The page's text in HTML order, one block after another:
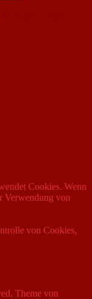
Cookies. Wenn
Verwendung von
von Cookies,
Theme von